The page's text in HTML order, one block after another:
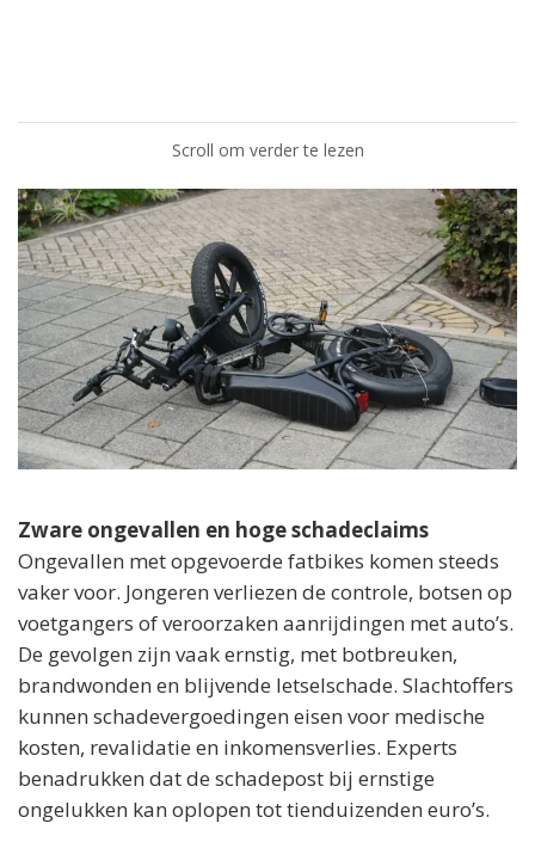
Scroll om verder te lezen
Zware ongevallen en hoge schadeclaims
Ongevallen met opgevoerde fatbikes komen steeds
vaker voor. Jongeren verliezen de controle, botsen op
voetgangers of veroorzaken aanrijdingen met auto’s.
De gevolgen zijn vaak ernstig, met botbreuken,
brandwonden en blijvende letselschade. Slachtoffers
kunnen schadevergoedingen eisen voor medische
kosten, revalidatie en inkomensverlies. Experts
benadrukken dat de schadepost bij ernstige
ongelukken kan oplopen tot tienduizenden euro’s.